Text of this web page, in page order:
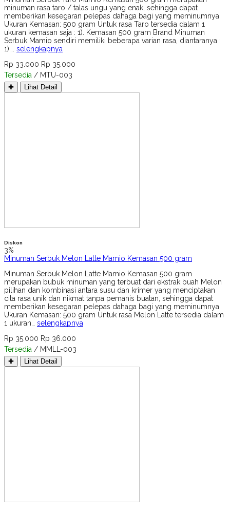
minuman rasa taro / talas ungu yang enak, sehingga dapat
memberikan kesegaran pelepas dahaga bagi yang meminumnya
Ukuran Kemasan: 500 gram Untuk rasa Taro tersedia dalam 1
ukuran kemasan saja : 1). Kemasan 500 gram Brand Minuman
Serbuk Mamio sendiri memiliki beberapa varian rasa, diantaranya :
1)…. selengkapnya
Rp 33.000 Rp 35.000
Tersedia / MTU-003
✚ Lihat Detail
Diskon
3%
Minuman Serbuk Melon Latte Mamio Kemasan 500 gram
Minuman Serbuk Melon Latte Mamio Kemasan 500 gram
merupakan bubuk minuman yang terbuat dari ekstrak buah Melon
pilihan dan kombinasi antara susu dan krimer yang menciptakan
cita rasa unik dan nikmat tanpa pemanis buatan, sehingga dapat
memberikan kesegaran pelepas dahaga bagi yang meminumnya
Ukuran Kemasan: 500 gram Untuk rasa Melon Latte tersedia dalam
1 ukuran… selengkapnya
Rp 35.000 Rp 36.000
Tersedia / MMLL-003
✚ Lihat Detail